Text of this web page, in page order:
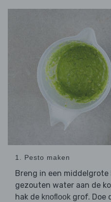
1. Pesto maken
Breng in een middelgrote
gezouten water aan de
hak de knoflook grof. Doe